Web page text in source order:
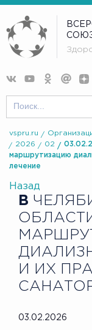
vspru.ru
2026
02
маршрутизацию
лечение
Назад
В
И ИХ
03.02.2026